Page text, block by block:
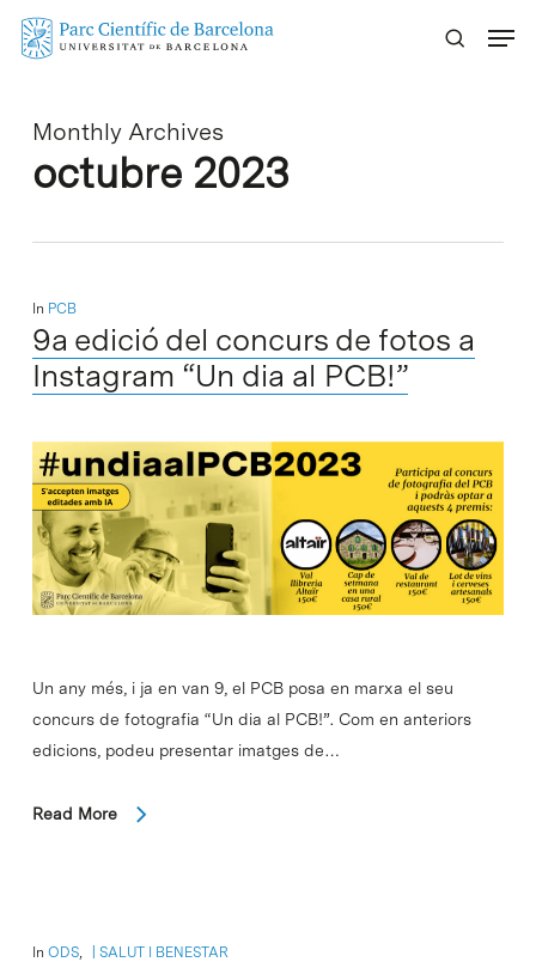
Skip
Monthly Archives
octubre 2023
In PCB
9a edició del concurs de fotos a
Instagram “Un dia al PCB!”
Un any més, i ja en van 9, el PCB posa en marxa el seu
concurs de fotografia “Un dia al PCB!”. Com en anteriors
edicions, podeu presentar imatges de…
Read More
In ODS, SALUT I BENESTAR